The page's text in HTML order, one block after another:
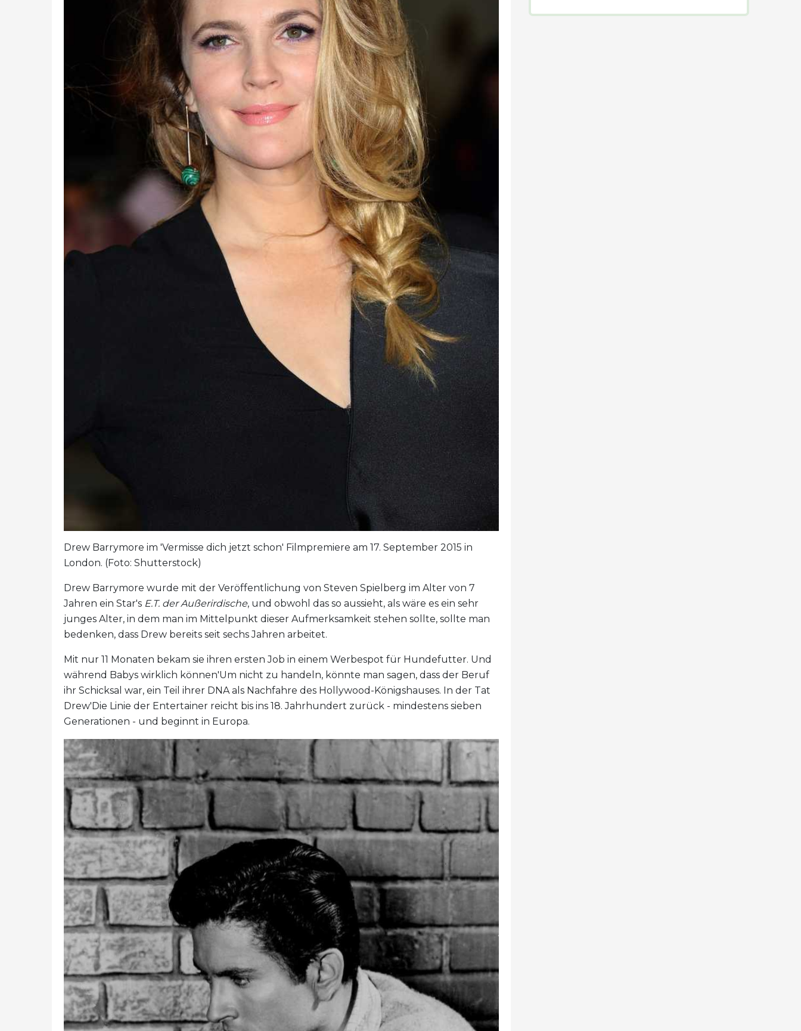
Drew Barrymore im 'Vermisse dich jetzt schon' Filmpremiere am 17. September 2015 in
London. (Foto: Shutterstock)
Drew Barrymore wurde mit der Veröffentlichung von Steven Spielberg im Alter von 7
Jahren ein Star's E.T. der Außerirdische, und obwohl das so aussieht, als wäre es ein sehr
junges Alter, in dem man im Mittelpunkt dieser Aufmerksamkeit stehen sollte, sollte man
bedenken, dass Drew bereits seit sechs Jahren arbeitet.
Mit nur 11 Monaten bekam sie ihren ersten Job in einem Werbespot für Hundefutter. Und
während Babys wirklich können'Um nicht zu handeln, könnte man sagen, dass der Beruf
ihr Schicksal war, ein Teil ihrer DNA als Nachfahre des Hollywood-Königshauses. In der Tat
Drew'Die Linie der Entertainer reicht bis ins 18. Jahrhundert zurück - mindestens sieben
Generationen - und beginnt in Europa.